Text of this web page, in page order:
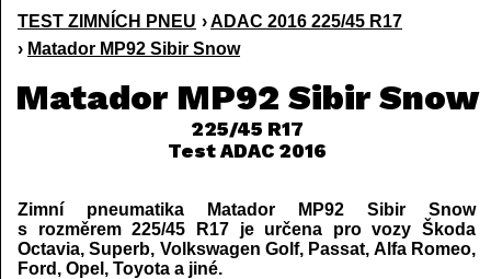
TEST ZIMNÍCH PNEU ›ADAC 2016 225/45 R17
› Matador MP92 Sibir Snow
Matador MP92 Sibir Snow
225/45 R17
Test ADAC 2016
Zimní pneumatika Matador MP92 Sibir Snow
s rozměrem 225/45 R17 je určena pro vozy Škoda
Octavia, Superb, Volkswagen Golf, Passat, Alfa Romeo,
Ford, Opel, Toyota a jiné.